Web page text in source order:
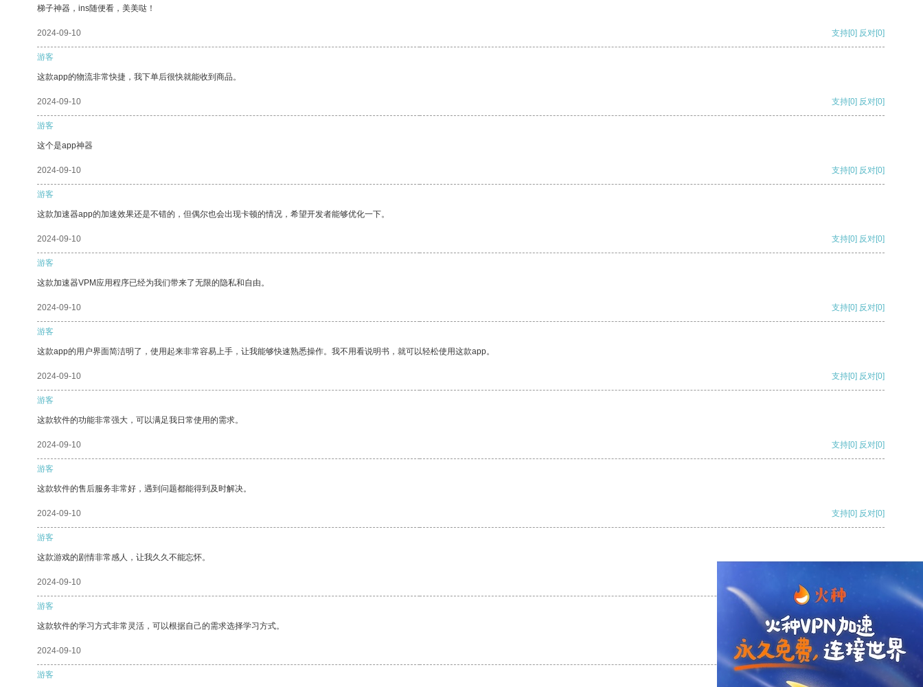
梯子神器，ins随便看，美美哒！
2024-09-10 支持[0] 反对[0]
游客
这款app的物流非常快捷，我下单后很快就能收到商品。
2024-09-10 支持[0] 反对[0]
游客
这个是app神器
2024-09-10 支持[0] 反对[0]
游客
这款加速器app的加速效果还是不错的，但偶尔也会出现卡顿的情况，希望开发者能够优化一下。
2024-09-10 支持[0] 反对[0]
游客
这款加速器VPM应用程序已经为我们带来了无限的隐私和自由。
2024-09-10 支持[0] 反对[0]
游客
这款app的用户界面简洁明了，使用起来非常容易上手，让我能够快速熟悉操作。我不用看说明书，就可以轻松使用这款app。
2024-09-10 支持[0] 反对[0]
游客
这款软件的功能非常强大，可以满足我日常使用的需求。
2024-09-10 支持[0] 反对[0]
游客
这款软件的售后服务非常好，遇到问题都能得到及时解决。
2024-09-10 支持[0] 反对[0]
游客
这款游戏的剧情非常感人，让我久久不能忘怀。
2024-09-10
游客
这款软件的学习方式非常灵活，可以根据自己的需求选择学习方式。
2024-09-10 支持 [0] 反对[0]
游客